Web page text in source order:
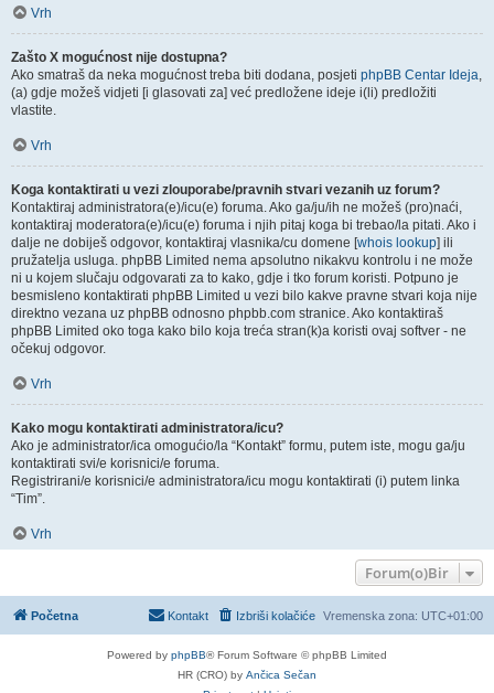
Vrh
Zašto X mogućnost nije dostupna?
Ako smatraš da neka mogućnost treba biti dodana, posjeti phpBB Centar Ideja,
(a) gdje možeš vidjeti [i glasovati za] već predložene ideje i(li) predložiti
vlastite.
Vrh
Koga kontaktirati u vezi zlouporabe/pravnih stvari vezanih uz forum?
Kontaktiraj administratora(e)/icu(e) foruma. Ako ga/ju/ih ne možeš (pro)naći,
kontaktiraj moderatora(e)/icu(e) foruma i njih pitaj koga bi trebao/la pitati. Ako i
dalje ne dobiješ odgovor, kontaktiraj vlasnika/cu domene [whois lookup] ili
pružatelja usluga. phpBB Limited nema apsolutno nikakvu kontrolu i ne može
ni u kojem slučaju odgovarati za to kako, gdje i tko forum koristi. Potpuno je
besmisleno kontaktirati phpBB Limited u vezi bilo kakve pravne stvari koja nije
direktno vezana uz phpBB odnosno phpbb.com stranice. Ako kontaktiraš
phpBB Limited oko toga kako bilo koja treća stran(k)a koristi ovaj softver - ne
očekuj odgovor.
Vrh
Kako mogu kontaktirati administratora/icu?
Ako je administrator/ica omogućio/la “Kontakt” formu, putem iste, mogu ga/ju
kontaktirati svi/e korisnici/e foruma.
Registrirani/e korisnici/e administratora/icu mogu kontaktirati (i) putem linka
“Tim”.
Vrh
Forum(o)Bir
Početna Vremenska zona: UTC+01:00
Izbriši kolačiće
Kontakt
Powered by phpBB® Forum Software © phpBB Limited
HR (CRO) by Ančica Sečan